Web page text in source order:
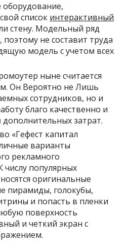
список интерактивный
стену. Модельный ряд
не составит труда
модель с учетом всех
ныне считается
Он Вероятно не Лишь
сотрудников, но и
благо качественно и
затрат.
«Гефест капитал
варианты
рекламного
числу популярных
оригинальные
пирамиды, голокубы,
и попасть в пленки
поверхность
и четкий экран с